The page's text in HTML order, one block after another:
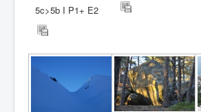
5c>5b I P1+ E2